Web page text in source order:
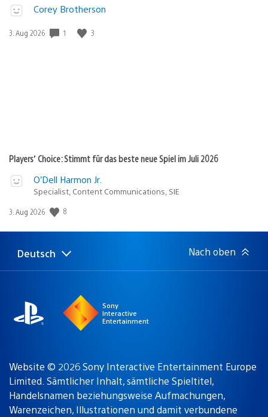
Corey Brotherson
Veröffentlichungsdatum:
3. Aug 2026 1 3
Players’ Choice: Stimmt für das beste neue Spiel im Juli 2026
O’Dell Harmon Jr.
Specialist, Content Communications, SIE
Veröffentlichungsdatum:
3. Aug 2026 8
Select
Aktuelle
Deutsch Nach oben
Sony
Interactive
Entertainment
Website © 2026 Sony Interactive Entertainment Europe
Limited. Sämtlicher Inhalt, sämtliche Spieltitel,
Handelsnamen beziehungsweise Aufmachungen,
Warenzeichen, Illustrationen und damit verbundene